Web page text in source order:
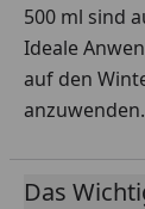
500 ml sind
Ideale
auf den
Das